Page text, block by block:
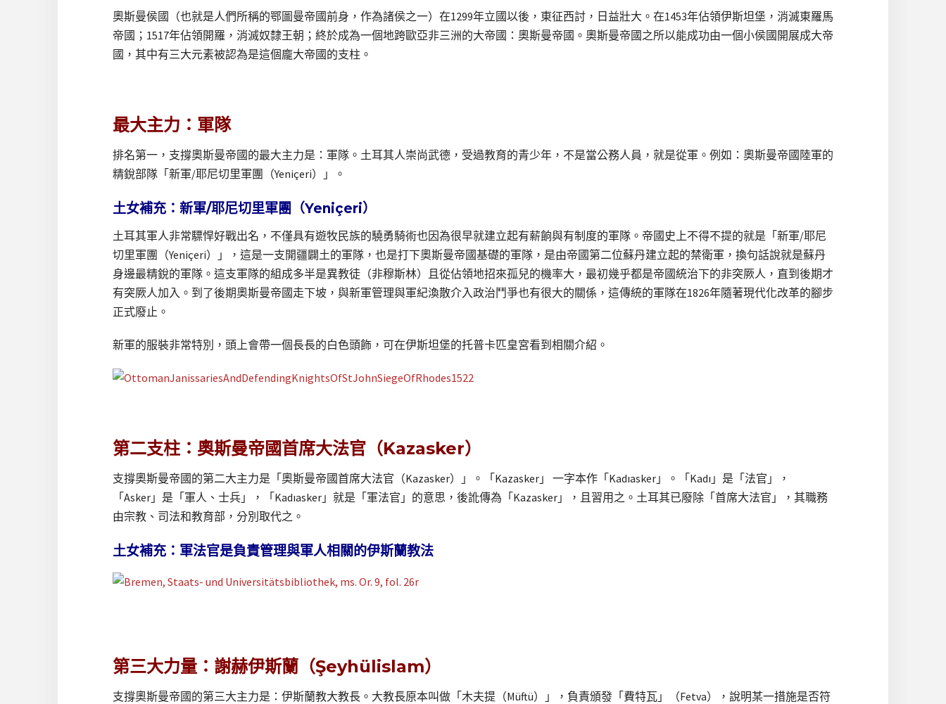
奧斯曼侯國（也就是人們所稱的鄂圖曼帝國前身，作為諸侯之一）在1299年立國以後，東征西討，日益壯大。在1453年佔領伊斯坦堡，消滅東羅馬
帝國；1517年佔領開羅，消滅奴隸王朝；終於成為一個地跨歐亞非三洲的大帝國：奧斯曼帝國。奧斯曼帝國之所以能成功由一個小侯國開展成大帝
國，其中有三大元素被認為是這個龐大帝國的支柱。
最大主力：軍隊
排名第一，支撐奧斯曼帝國的最大主力是：軍隊。土耳其人崇尚武德，受過教育的青少年，不是當公務人員，就是從軍。例如：奧斯曼帝國陸軍的
精銳部隊「新軍/耶尼切里軍團（Yeniçeri）」。
土女補充：新軍/耶尼切里軍團（Yeniçeri）
土耳其軍人非常驃悍好戰出名，不僅具有遊牧民族的驍勇騎術也因為很早就建立起有薪餉與有制度的軍隊。帝國史上不得不提的就是「新軍/耶尼
切里軍團（Yeniçeri）」，這是一支開疆闢土的軍隊，也是打下奧斯曼帝國基礎的軍隊，是由帝國第二位蘇丹建立起的禁衛軍，換句話說就是蘇丹
身邊最精銳的軍隊。這支軍隊的組成多半是異教徒（非穆斯林）且從佔領地招來孤兒的機率大，最初幾乎都是帝國統治下的非突厥人，直到後期才
有突厥人加入。到了後期奧斯曼帝國走下坡，與新軍管理與軍紀渙散介入政治鬥爭也有很大的關係，這傳統的軍隊在1826年隨著現代化改革的腳步
正式廢止。
新軍的服裝非常特別，頭上會帶一個長長的白色頭飾，可在伊斯坦堡的托普卡匹皇宮看到相關介紹。
第二支柱：奧斯曼帝國首席大法官（Kazasker）
支撐奧斯曼帝國的第二大主力是「奧斯曼帝國首席大法官（Kazasker）」。「Kazasker」 一字本作「Kadıasker」。「Kadı」是「法官」，
「Asker」是「軍人、士兵」，「Kadıasker」就是「軍法官」的意思，後訛傳為「Kazasker」，且習用之。土耳其已廢除「首席大法官」，其職務
由宗教、司法和教育部，分別取代之。
土女補充：軍法官是負責管理與軍人相關的伊斯蘭教法
第三大力量：謝赫伊斯蘭（Şeyhülislam）
支撐奧斯曼帝國的第三大主力是：伊斯蘭教大教長。大教長原本叫做「木夫提（Müftü）」，負責頒發「費特瓦」（Fetva），說明某一措施是否符